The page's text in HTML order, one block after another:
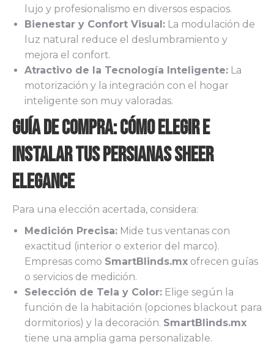
lujo y profesionalismo en diversos espacios.
Bienestar y Confort Visual: La modulación de
luz natural reduce el deslumbramiento y
mejora el confort.
Atractivo de la Tecnología Inteligente: La
motorización y la integración con el hogar
inteligente son muy valoradas.
Guía de Compra: Cómo Elegir e
Instalar tus Persianas Sheer
Elegance
Para una elección acertada, considera:
Medición Precisa: Mide tus ventanas con
exactitud (interior o exterior del marco).
Empresas como SmartBlinds.mx ofrecen guías
o servicios de medición.
Selección de Tela y Color: Elige según la
función de la habitación (opciones blackout para
dormitorios) y la decoración. SmartBlinds.mx
tiene una amplia gama personalizable.